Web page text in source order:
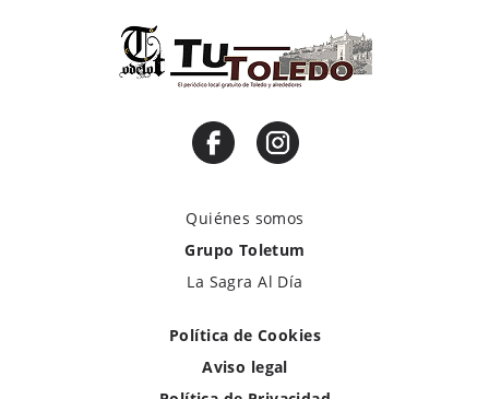
Quiénes somos
Grupo Toletum
La Sagra Al Día
Política de Cookies
Aviso legal